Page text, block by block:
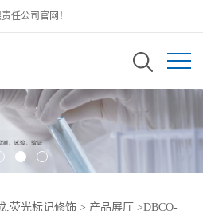
任公司官网！
,荧光标记修饰 > 产品展厅 >DBCO-